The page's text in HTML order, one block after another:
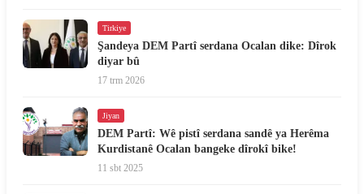
Tirkiye
Şandeya DEM Partî serdana Ocalan dike: Dîrok
diyar bû
17 trm 2026
Jiyan
DEM Partî: Wê pistî serdana sandê ya Herêma
Kurdistanê Ocalan bangeke dîrokî bike!
11 sbt 2025